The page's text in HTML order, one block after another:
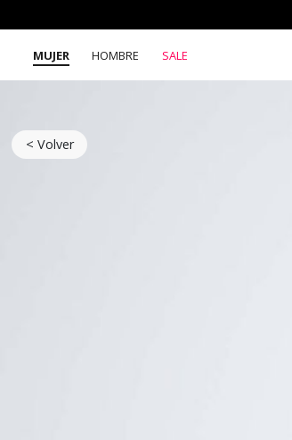
MUJER HOMBRE SALE
< Volver